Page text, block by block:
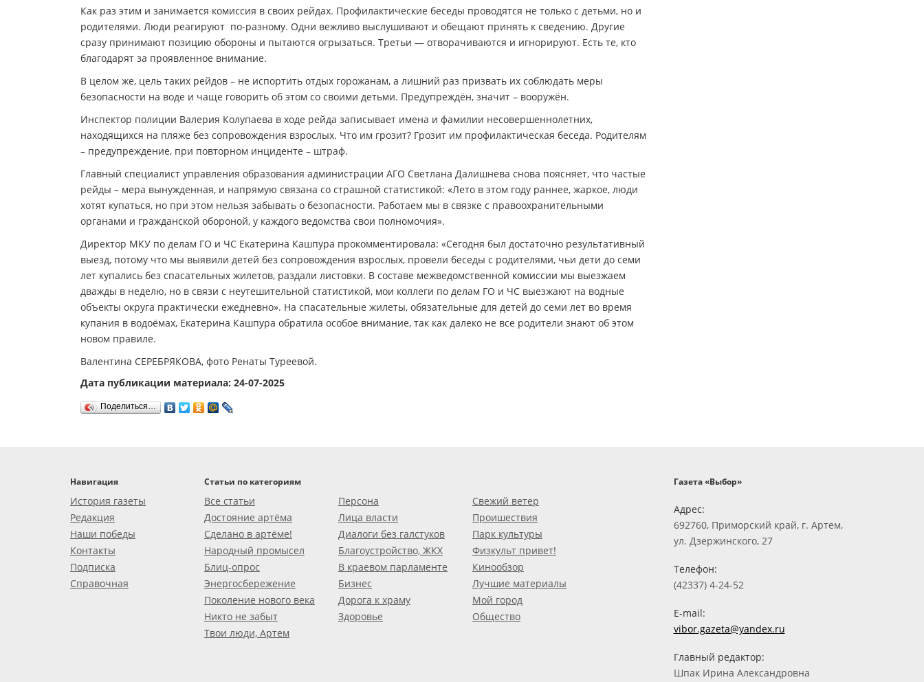
Как раз этим и занимается комиссия в своих рейдах. Профилактические беседы проводятся не только с детьми, но и
родителями. Люди реагируют по-разному. Одни вежливо выслушивают и обещают принять к сведению. Другие
сразу принимают позицию обороны и пытаются огрызаться. Третьи — отворачиваются и игнорируют. Есть те, кто
благодарят за проявленное внимание.
В целом же, цель таких рейдов – не испортить отдых горожанам, а лишний раз призвать их соблюдать меры
безопасности на воде и чаще говорить об этом со своими детьми. Предупреждён, значит – вооружён.
Инспектор полиции Валерия Колупаева в ходе рейда записывает имена и фамилии несовершеннолетних,
находящихся на пляже без сопровождения взрослых. Что им грозит? Грозит им профилактическая беседа. Родителям
– предупреждение, при повторном инциденте – штраф.
Главный специалист управления образования администрации АГО Светлана Далишнева снова поясняет, что частые
рейды – мера вынужденная, и напрямую связана со страшной статистикой: «Лето в этом году раннее, жаркое, люди
хотят купаться, но при этом нельзя забывать о безопасности. Работаем мы в связке с правоохранительными
органами и гражданской обороной, у каждого ведомства свои полномочия».
Директор МКУ по делам ГО и ЧС Екатерина Кашпура прокомментировала: «Сегодня был достаточно результативный
выезд, потому что мы выявили детей без сопровождения взрослых, провели беседы с родителями, чьи дети до семи
лет купались без спасательных жилетов, раздали листовки. В составе межведомственной комиссии мы выезжаем
дважды в неделю, но в связи с неутешительной статистикой, мои коллеги по делам ГО и ЧС выезжают на водные
объекты округа практически ежедневно». На спасательные жилеты, обязательные для детей до семи лет во время
купания в водоёмах, Екатерина Кашпура обратила особое внимание, так как далеко не все родители знают об этом
новом правиле.
Валентина СЕРЕБРЯКОВА, фото Ренаты Туреевой.
Дата публикации материала: 24-07-2025
Поделиться…
Навигация
История газеты
Редакция
Наши победы
Контакты
Подписка
Справочная
Статьи по категориям
Все статьи
Достояние артёма
Сделано в артёме!
Народный промысел
Блиц-опрос
Энергосбережение
Поколение нового века
Никто не забыт
Твои люди, Артем
Персона
Лица власти
Диалоги без галстуков
Благоустройство, ЖКХ
В краевом парламенте
Бизнес
Дорога к храму
Здоровье
Свежий ветер
Проишествия
Парк культуры
Физкульт привет!
Кинообзор
Лучшие материалы
Мой город
Общество
Газета «Выбор»
Адрес:
692760, Приморский край, г. Артем,
ул. Дзержинского, 27
Телефон:
(42337) 4-24-52
E-mail:
vibor.gazeta@yandex.ru
Главный редактор:
Шпак Ирина Александровна